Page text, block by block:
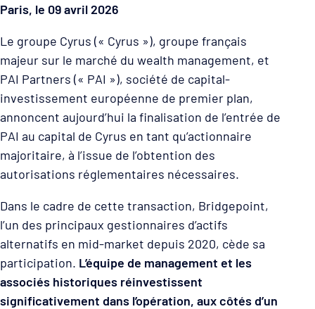
Paris, le 09 avril 2026
Le groupe Cyrus (« Cyrus »), groupe français
majeur sur le marché du wealth management, et
PAI Partners (« PAI »), société de capital-
investissement européenne de premier plan,
annoncent aujourd’hui la finalisation de l’entrée de
PAI au capital de Cyrus en tant qu’actionnaire
majoritaire, à l’issue de l’obtention des
autorisations réglementaires nécessaires.
Dans le cadre de cette transaction, Bridgepoint,
l’un des principaux gestionnaires d’actifs
alternatifs en mid-market depuis 2020, cède sa
participation. L’équipe de management et les
associés historiques réinvestissent
significativement dans l’opération, aux côtés d’un